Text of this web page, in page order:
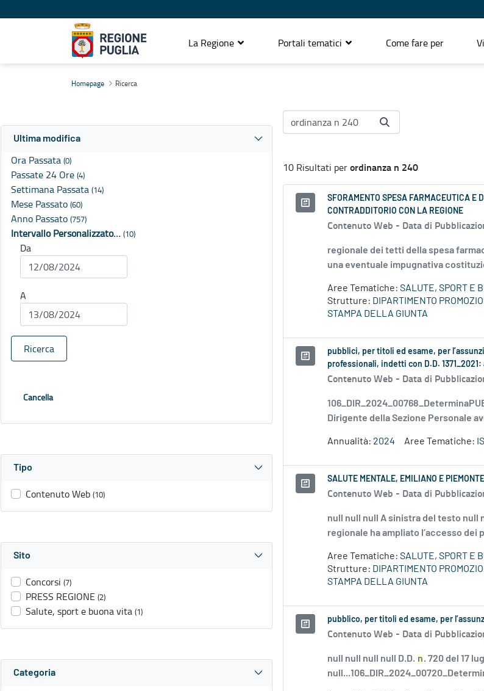
La Regione Portali tematici Come fare per
Homepage Ricerca
Ultima modifica
Ora Passata (0)
Passate 24 Ore (4)
Settimana Passata (14)
Mese Passato (60)
Anno Passato (757)
Intervallo Personalizzato… (10)
Da
A
Ricerca
Cancella
Tipo
Contenuto Web (10)
Sito
Concorsi (7)
PRESS REGIONE (2)
Salute, sport e buona vita (1)
Categoria
10 Risultati perordinanza n 240
SFORAMENTO SPESA FARMACEUTICA E
CONTRADDITORIO CON LA REGIONE
Contenuto Web - Data di
regionale dei tetti della spesa
una eventuale impugnativa
Aree Tematiche: SALUTE, SPORT E
Strutture: DIPARTIMENTO
STAMPA DELLA GIUNTA
pubblici, per titoli ed esame, per
professionali, indetti con D.D.
Contenuto Web - Data di
Dirigente della Sezione Personale
Annualità: 2024 Aree Tematiche:
SALUTE MENTALE, EMILIANO E
Contenuto Web - Data di
null null null A sinistra del testo null
regionale ha ampliato l’accesso
Aree Tematiche: SALUTE, SPORT E
Strutture: DIPARTIMENTO
STAMPA DELLA GIUNTA
pubblico, per titoli ed esame, per
Contenuto Web - Data di
null null null null D.D. n. 720 del 17